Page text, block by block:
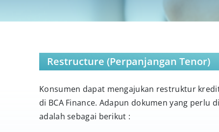
Restructure (Perpanjangan Tenor)
Konsumen dapat mengajukan restruktur
di BCA Finance. Adapun dokumen yang perlu
adalah sebagai berikut :